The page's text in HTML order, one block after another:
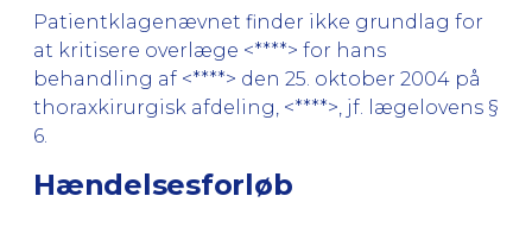
Patientklagenævnet finder ikke grundlag for
at kritisere overlæge <****> for hans
behandling af <****> den 25. oktober 2004 på
thoraxkirurgisk afdeling, <****>, jf. lægelovens §
6.
Hændelsesforløb